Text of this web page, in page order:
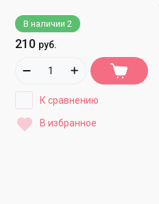
В наличии 2
210 руб.
К сравнению
В избранное